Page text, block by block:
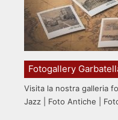
Fotogallery
Visita la nostra galleria
Jazz | Foto Antiche |